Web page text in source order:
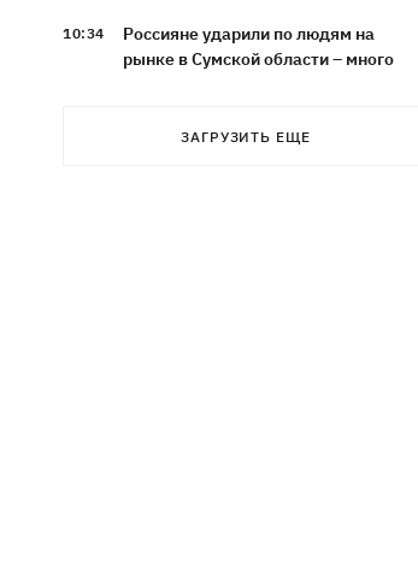
10:34
Россияне ударили по людям на
рынке в Сумской области – много
На горе Петрос молния ударила в двух
ЗАГРУЗИТЬ ЕЩЕ